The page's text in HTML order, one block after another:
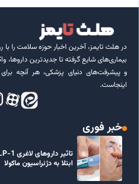
در هلث تایمز، آخرین اخبار حوزه سلامت را با
بیماری‌های شایع گرفته تا جدیدترین
و پیشرفت‌های دنیای پزشکی، هر آنچه
اینجاست.
خبر فوری
ابتلا به دژنراسیون ماکولا